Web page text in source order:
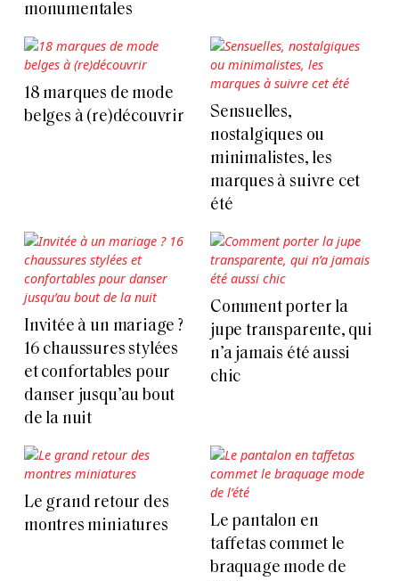
monumentales
18 marques de mode
belges à (re)découvrir
Sensuelles,
nostalgiques ou
minimalistes, les
marques à suivre cet
été
Invitée à un mariage ?
16 chaussures stylées
et confortables pour
danser jusqu’au bout
de la nuit
Comment porter la
jupe transparente, qui
n’a jamais été aussi
chic
Le grand retour des
montres miniatures
Le pantalon en
taffetas commet le
braquage mode de